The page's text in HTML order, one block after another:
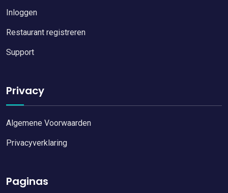
Inloggen
Restaurant registreren
Support
Privacy
Algemene Voorwaarden
Privacyverklaring
Paginas